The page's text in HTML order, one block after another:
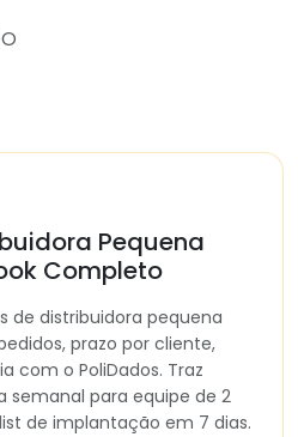
Pequena
Completo
de distribuidora pequena
prazo por cliente,
com o PoliDados. Traz
semanal para equipe de 2
de implantação em 7 dias.